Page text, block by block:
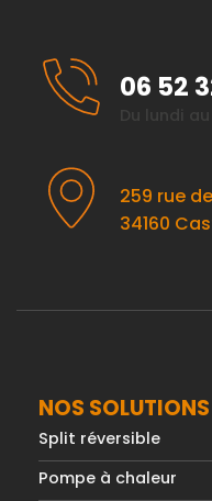
06 52
Du lundi
259 rue
34160
NOS SOLUTIONS
Split réversible
Pompe à chaleur